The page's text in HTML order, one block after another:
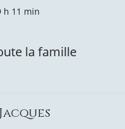
h 11 min
la famille